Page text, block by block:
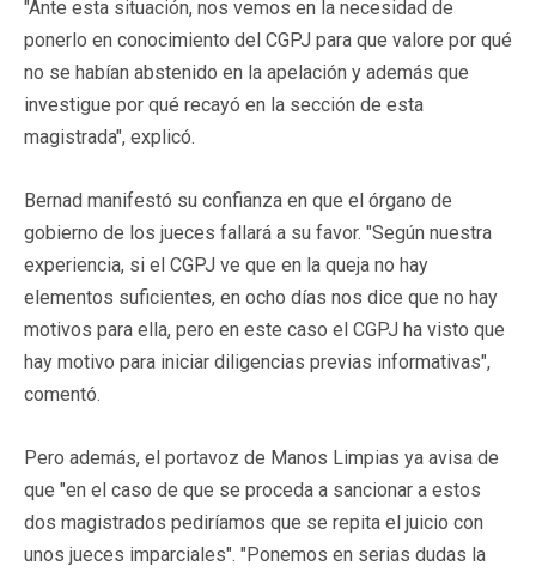
"Ante esta situación, nos vemos en la necesidad de
ponerlo en conocimiento del CGPJ para que valore por qué
no se habían abstenido en la apelación y además que
investigue por qué recayó en la sección de esta
magistrada", explicó.
Bernad manifestó su confianza en que el órgano de
gobierno de los jueces fallará a su favor. "Según nuestra
experiencia, si el CGPJ ve que en la queja no hay
elementos suficientes, en ocho días nos dice que no hay
motivos para ella, pero en este caso el CGPJ ha visto que
hay motivo para iniciar diligencias previas informativas",
comentó.
Pero además, el portavoz de Manos Limpias ya avisa de
que "en el caso de que se proceda a sancionar a estos
dos magistrados pediríamos que se repita el juicio con
unos jueces imparciales". "Ponemos en serias dudas la